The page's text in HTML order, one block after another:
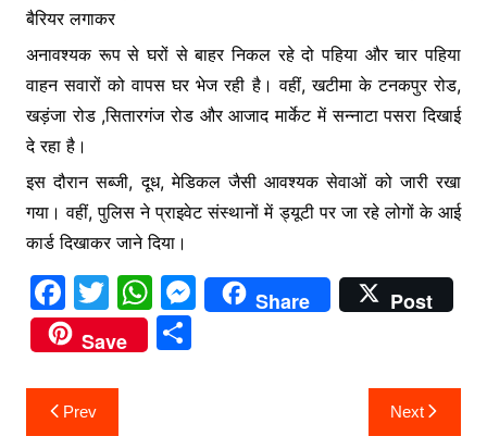
बैरियर लगाकर
अनावश्यक रूप से घरों से बाहर निकल रहे दो पहिया और चार पहिया
वाहन सवारों को वापस घर भेज रही है। वहीं, खटीमा के टनकपुर रोड,
खड़ंजा रोड ,सितारगंज रोड और आजाद मार्केट में सन्नाटा पसरा दिखाई
दे रहा है।
इस दौरान सब्जी, दूध, मेडिकल जैसी आवश्यक सेवाओं को जारी रखा
गया। वहीं, पुलिस ने प्राइवेट संस्थानों में ड्यूटी पर जा रहे लोगों के आई
कार्ड दिखाकर जाने दिया।
F
a
c
e
T
w
itt
er
W
h
at
M
e
Share
Post
Save
S
PostPrev Next